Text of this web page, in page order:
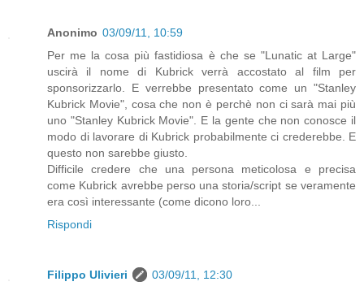
Anonimo 03/09/11, 10:59
Per me la cosa più fastidiosa è che se "Lunatic at Large"
uscirà il nome di Kubrick verrà accostato al film per
sponsorizzarlo. E verrebbe presentato come un "Stanley
Kubrick Movie", cosa che non è perchè non ci sarà mai più
uno "Stanley Kubrick Movie". E la gente che non conosce il
modo di lavorare di Kubrick probabilmente ci crederebbe. E
questo non sarebbe giusto.
Difficile credere che una persona meticolosa e precisa
come Kubrick avrebbe perso una storia/script se veramente
era così interessante (come dicono loro...
Rispondi
Filippo Ulivieri
03/09/11, 12:30